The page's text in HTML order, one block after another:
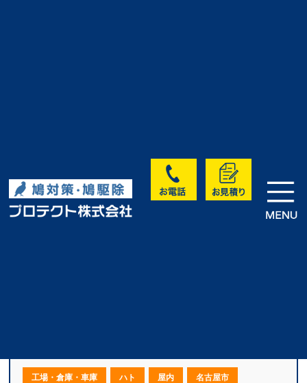
HOME>実績・お客様の声>未分類
｜愛知県名古屋市
工場・倉庫・車庫 ハト 屋内 名古屋市